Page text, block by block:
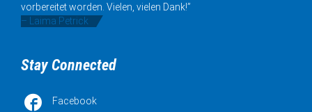
vorbereitet worden. Vielen, vielen Dank!”
– Laima Petrick
Stay Connected
 Facebook